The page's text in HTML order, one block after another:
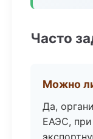
Часто
Можно
Да,
ЕАЭС,